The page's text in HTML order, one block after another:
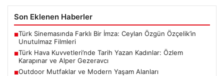
Son Eklenen Haberler
■Türk Sinemasında Farklı Bir İmza: Ceylan Özgün Özçelik’in
Unutulmaz Filmleri
■Türk Hava Kuvvetleri’nde Tarih Yazan Kadınlar: Özlem
Karapınar ve Alper Gezeravcı
■Outdoor Mutfaklar ve Modern Yaşam Alanları